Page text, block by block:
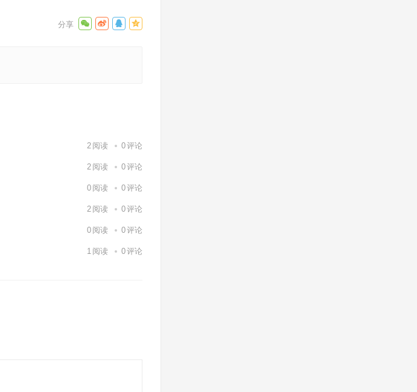
2 阅读 0评论
2 阅读 0评论
0 阅读 0评论
2 阅读 0评论
0 阅读 0评论
1 阅读 0评论